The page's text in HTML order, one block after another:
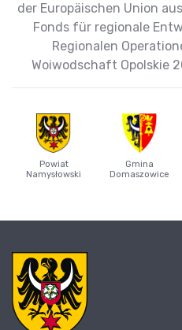
der Europäischen Union
Fonds für regionale
Regionalen
Woiwodschaft Opolskie
Powiat
Namysłowski
Gmina
Domaszowice